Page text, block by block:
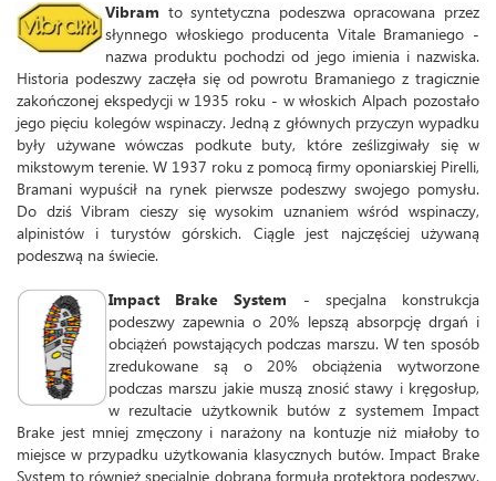
Vibram to syntetyczna podeszwa opracowana przez
słynnego włoskiego producenta Vitale Bramaniego -
nazwa produktu pochodzi od jego imienia i nazwiska.
Historia podeszwy zaczęła się od powrotu Bramaniego z tragicznie
zakończonej ekspedycji w 1935 roku - w włoskich Alpach pozostało
jego pięciu kolegów wspinaczy. Jedną z głównych przyczyn wypadku
były używane wówczas podkute buty, które ześlizgiwały się w
mikstowym terenie. W 1937 roku z pomocą firmy oponiarskiej Pirelli,
Bramani wypuścił na rynek pierwsze podeszwy swojego pomysłu.
Do dziś Vibram cieszy się wysokim uznaniem wśród wspinaczy,
alpinistów i turystów górskich. Ciągle jest najczęściej używaną
podeszwą na świecie.
Impact Brake System - specjalna konstrukcja
podeszwy zapewnia o 20% lepszą absorpcję drgań i
obciążeń powstających podczas marszu. W ten sposób
zredukowane są o 20% obciążenia wytworzone
podczas marszu jakie muszą znosić stawy i kręgosłup,
w rezultacie użytkownik butów z systemem Impact
Brake jest mniej zmęczony i narażony na kontuzje niż miałoby to
miejsce w przypadku użytkowania klasycznych butów. Impact Brake
System to również specjalnie dobrana formuła protektora podeszwy.